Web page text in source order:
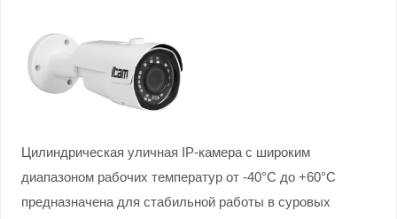
Цилиндрическая уличная IP-камера с широким
диапазоном рабочих температур от -40°С до +60°С
предназначена для стабильной работы в суровых